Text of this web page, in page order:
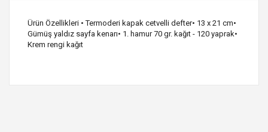
Ürün Özellikleri • Termoderi kapak cetvelli defter• 13 x 21 cm•
Gümüş yaldız sayfa kenarı• 1. hamur 70 gr. kağıt - 120 yaprak•
Krem rengi kağıt